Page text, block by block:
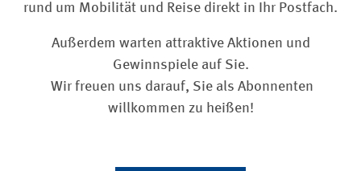
rund um Mobilität und Reise direkt in Ihr Postfach.
Außerdem warten attraktive Aktionen und
Gewinnspiele auf Sie.
Wir freuen uns darauf, Sie als Abonnenten
willkommen zu heißen!